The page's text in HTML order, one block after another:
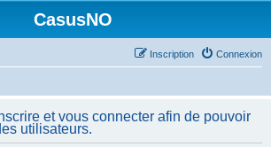
CasusNO
Connexion
Inscription
et vous connecter afin de pouvoir
utilisateurs.